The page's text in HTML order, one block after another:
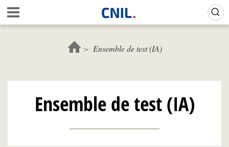
Aller
au
contenu
c
u
l
C
N
Ensemble de test (IA)
Ensemble de test (IA)
Gestion de vos préférences sur les cookies (témoins de connexion)